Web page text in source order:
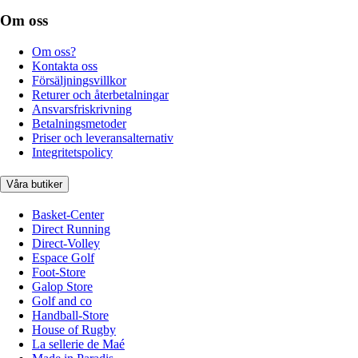
Om oss
Om oss?
Kontakta oss
Försäljningsvillkor
Returer och återbetalningar
Ansvarsfriskrivning
Betalningsmetoder
Priser och leveransalternativ
Integritetspolicy
Våra butiker
Basket-Center
Direct Running
Direct-Volley
Espace Golf
Foot-Store
Galop Store
Golf and co
Handball-Store
House of Rugby
La sellerie de Maé